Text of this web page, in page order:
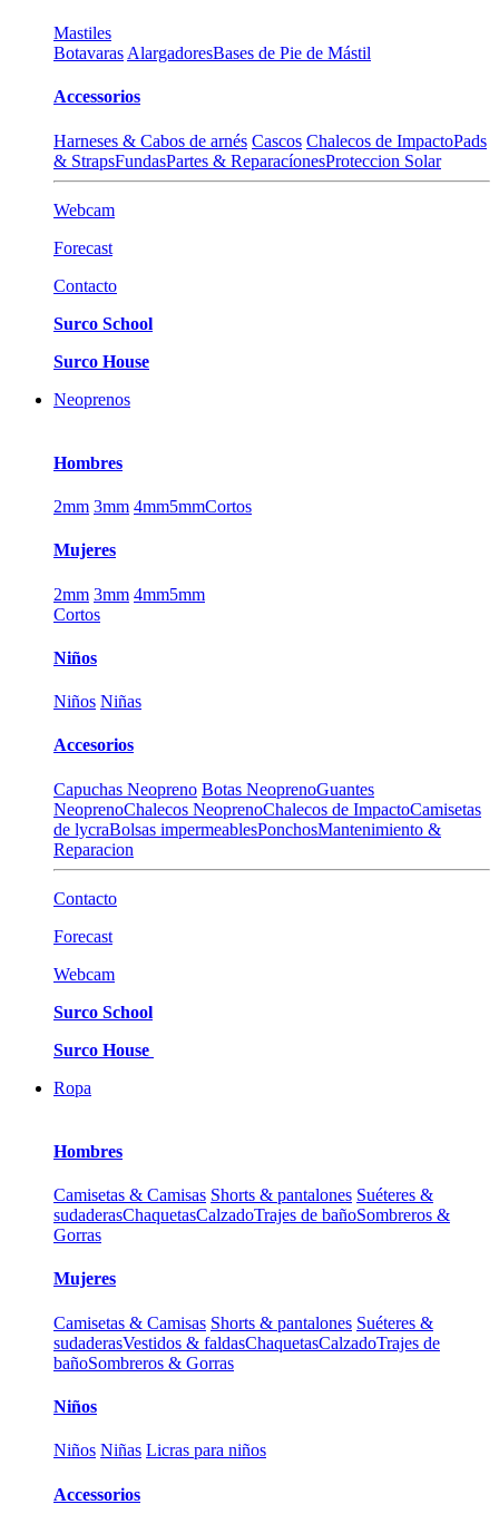
Mastiles
Botavaras AlargadoresBases de Pie de Mástil
Accessorios
Harneses & Cabos de arnés Cascos Chalecos de ImpactoPads
& StrapsFundasPartes & ReparacíonesProteccion Solar
Webcam
Forecast
Contacto
Surco School
Surco House
Neoprenos
Hombres
2mm 3mm 4mm5mmCortos
Mujeres
2mm 3mm 4mm5mm
Cortos
Niños
Niños Niñas
Accesorios
Capuchas Neopreno Botas NeoprenoGuantes
NeoprenoChalecos NeoprenoChalecos de ImpactoCamisetas
de lycraBolsas impermeablesPonchosMantenimiento &
Reparacion
Contacto
Forecast
Webcam
Surco School
Surco House
Ropa
Hombres
Camisetas & Camisas Shorts & pantalones Suéteres &
sudaderasChaquetasCalzadoTrajes de bañoSombreros &
Gorras
Mujeres
Camisetas & Camisas Shorts & pantalones Suéteres &
sudaderasVestidos & faldasChaquetasCalzadoTrajes de
bañoSombreros & Gorras
Niños
Niños Niñas Licras para niños
Accessorios